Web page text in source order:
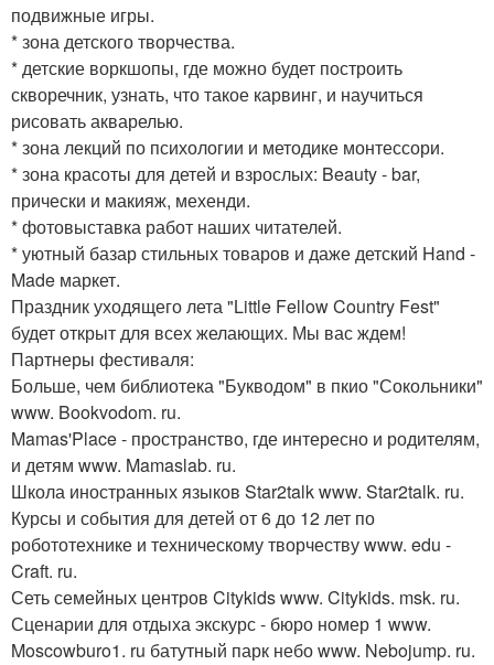
подвижные игры.
* зона детского творчества.
* детские воркшопы, где можно будет построить
скворечник, узнать, что такое карвинг, и научиться
рисовать акварелью.
* зона лекций по психологии и методике монтессори.
* зона красоты для детей и взрослых: Beauty - bar,
прически и макияж, мехенди.
* фотовыставка работ наших читателей.
* уютный базар стильных товаров и даже детский Hand -
Made маркет.
Праздник уходящего лета "Little Fellow Country Fest"
будет открыт для всех желающих. Мы вас ждем!
Партнеры фестиваля:
Больше, чем библиотека "Букводом" в пкио "Сокольники"
www. Bookvodom. ru.
Mamas'Place - пространство, где интересно и родителям,
и детям www. Mamaslab. ru.
Школа иностранных языков Star2talk www. Star2talk. ru.
Курсы и события для детей от 6 до 12 лет по
робототехнике и техническому творчеству www. edu -
Craft. ru.
Сеть семейных центров Citykids www. Citykids. msk. ru.
Сценарии для отдыха экскурс - бюро номер 1 www.
Moscowburo1. ru батутный парк небо www. Nebojump. ru.